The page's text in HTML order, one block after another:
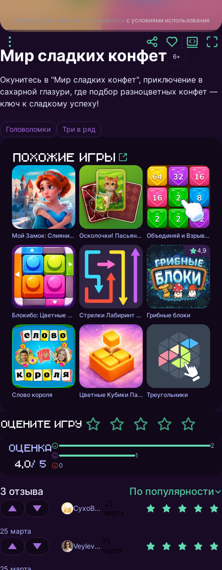
Оставаясь на сайте, вы соглашаетесь с условиями использования
Мир сладких конфет 6+
Окунитесь в "Мир сладких конфет", приключение в
сахарной глазури, где подбор разноцветных конфет —
ключ к сладкому успеху!
Головоломки Три в ряд
Похожие игры
Мой Замок: Слияние и История Осколочки! Пасьянс Собери картинки Объединяй и Взрывай + 2048
Блокибо: Цветные блоки Стрелки Лабиринт - Цветной путь
4,9
Грибные блоки
Слово короля Цветные Кубики Пазл Треугольники
Оцените игру
ОЦЕНКА
4,0/ 5
2
1
0
3 отзыва По популярности
CyxoB666
25
марта
25 марта
Veylevas
25
марта